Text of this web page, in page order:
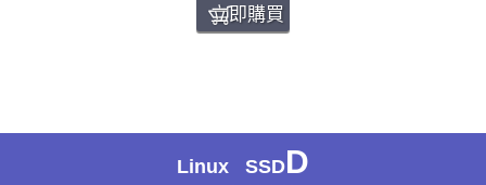
立即購買
Linux SSDD